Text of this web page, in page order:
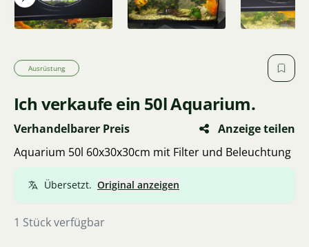
Ausrüstung
Ich verkaufe ein 50l Aquarium.
Verhandelbarer Preis
Anzeige teilen
Aquarium 50l 60x30x30cm mit Filter und Beleuchtung
Übersetzt. Original anzeigen
1 Stück verfügbar